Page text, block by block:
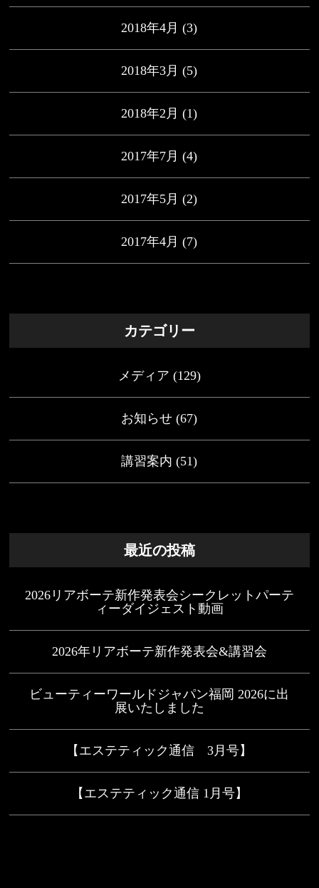
2018年4月 (3)
2018年3月 (5)
2018年2月 (1)
2017年7月 (4)
2017年5月 (2)
2017年4月 (7)
カテゴリー
メディア (129)
お知らせ (67)
講習案内 (51)
最近の投稿
2026リアボーテ新作発表会シークレットパーテ
ィーダイジェスト動画
2026年リアボーテ新作発表会&講習会
ビューティーワールドジャパン福岡 2026に出
展いたしました
【エステティック通信 3月号】
【エステティック通信 1月号】